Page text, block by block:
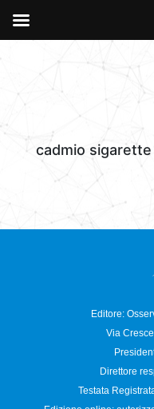
cadmio sigarette
Editore:
Via
Direttore
Testata